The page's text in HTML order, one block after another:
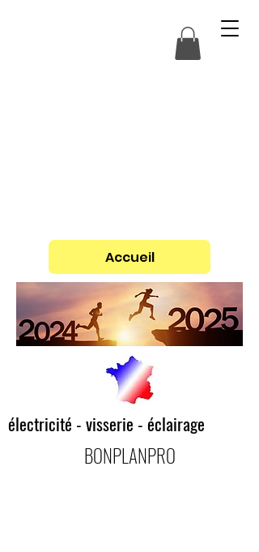
Accueil
BONPLANPRO
électricité - visserie - éclairage